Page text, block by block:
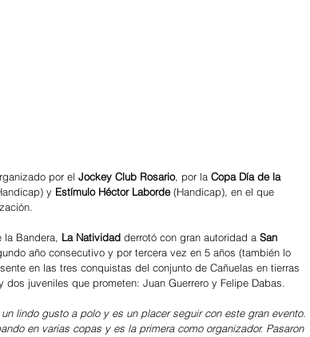
por el Jockey Club Rosario, por la Copa Día de la
y Estímulo Héctor Laborde (Handicap), en el que
la Bandera, La Natividad derrotó con gran autoridad a San
año consecutivo y por tercera vez en 5 años (también lo
en las tres conquistas del conjunto de Cañuelas en tierras
juveniles que prometen: Juan Guerrero y Felipe Dabas.
un lindo gusto a polo y es un placer seguir con este gran evento.
en varias copas y es la primera como organizador. Pasaron